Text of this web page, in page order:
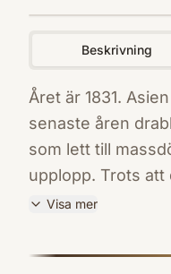
Beskrivning
Året är 1831.
senaste åren
som lett till
upplopp. Trots
vid Toscanas
livet. Ett långt
Visa mer
9789177954781